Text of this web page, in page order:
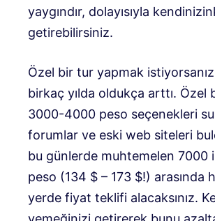
yaygındır, dolayısıyla
getirebilirsiniz.
Özel bir tur yapmak
birkaç yılda oldukça arttı. Özel
3000-4000 peso seçenekleri
forumlar ve eski web siteleri
bu günlerde muhtemelen 7000
peso (134 $ – 173 $!) arasında
yerde fiyat teklifi alacaksınız.